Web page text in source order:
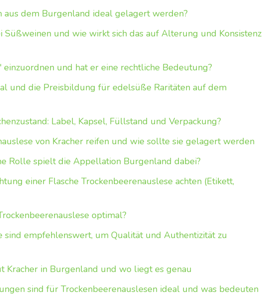
dem Burgenland ideal gelagert werden?
und wie wirkt sich das auf Alterung und Konsistenz
und hat er eine rechtliche Bedeutung?
und die Preisbildung für edelsüße Raritäten auf dem
Label, Kapsel, Füllstand und Verpackung?
von Kracher reifen und wie sollte sie gelagert werden
Rolle spielt die Appellation Burgenland dabei?
einer Flasche Trockenbeerenauslese achten (Etikett,
optimal?
empfehlenswert, um Qualität und Authentizität zu
Kracher in Burgenland und wo liegt es genau
sind für Trockenbeerenauslesen ideal und was bedeuten